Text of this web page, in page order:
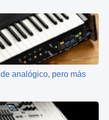
analógico, pero más